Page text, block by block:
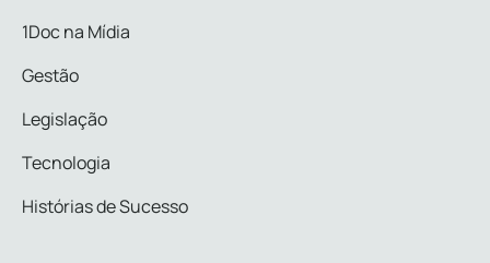
1Doc na Mídia
Gestão
Legislação
Tecnologia
Histórias de Sucesso